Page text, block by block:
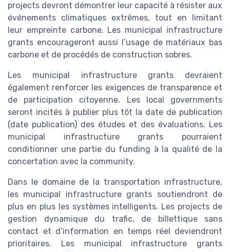
projects devront démontrer leur capacité à résister aux
événements climatiques extrêmes, tout en limitant
leur empreinte carbone. Les municipal infrastructure
grants encourageront aussi l’usage de matériaux bas
carbone et de procédés de construction sobres.
Les municipal infrastructure grants devraient
également renforcer les exigences de transparence et
de participation citoyenne. Les local governments
seront incités à publier plus tôt la date de publication
(date publication) des études et des évaluations. Les
municipal infrastructure grants pourraient
conditionner une partie du funding à la qualité de la
concertation avec la community.
Dans le domaine de la transportation infrastructure,
les municipal infrastructure grants soutiendront de
plus en plus les systèmes intelligents. Les projects de
gestion dynamique du trafic, de billettique sans
contact et d’information en temps réel deviendront
prioritaires. Les municipal infrastructure grants